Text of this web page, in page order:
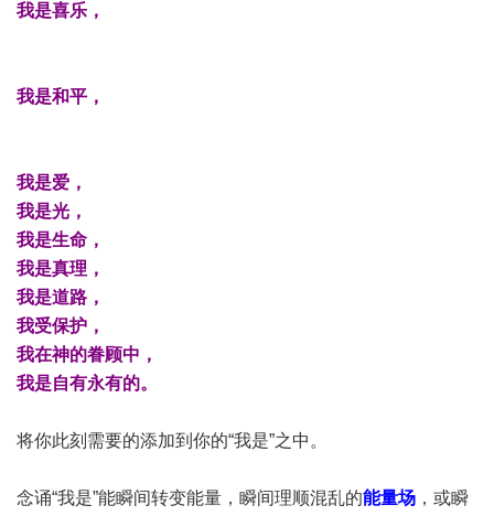
我是喜乐，
我是和平，
我是爱，
我是光，
我是生命，
我是真理，
我是道路，
我受保护，
我在神的眷顾中，
我是自有永有的。
将你此刻需要的添加到你的“我是”之中。
念诵“我是”能瞬间转变能量，瞬间理顺混乱的能量场 ，或瞬